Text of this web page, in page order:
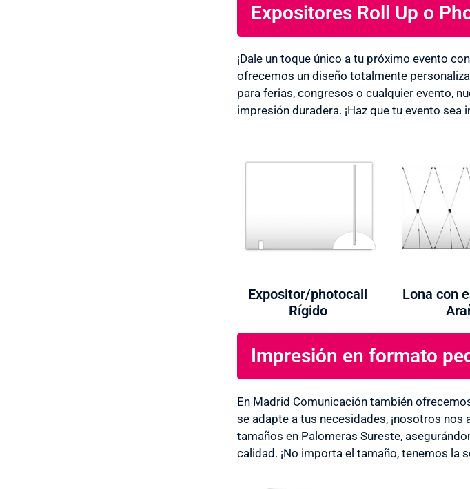
Expositores Roll Up o
¡Dale un toque único a tu próximo evento
ofrecemos un diseño totalmente
para ferias, congresos o cualquier evento,
impresión duradera. ¡Haz que tu evento
Expositor/photocall
Rígido
Lona con
Impresión en formato
En Madrid Comunicación también
se adapte a tus necesidades, ¡nosotros
tamaños en Palomeras Sureste,
calidad. ¡No importa el tamaño, tenemos la